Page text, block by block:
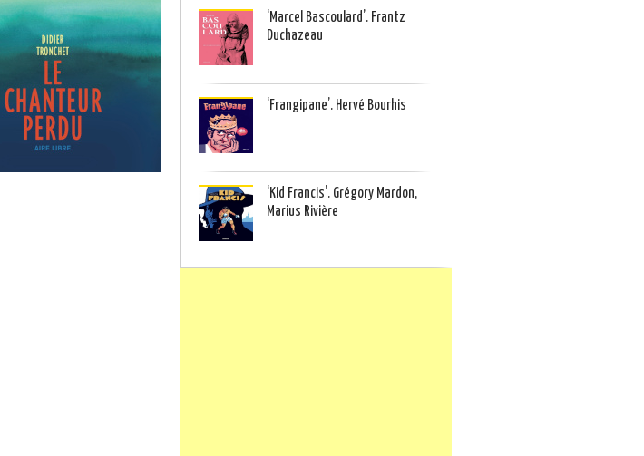
‘Marcel Bascoulard’. Frantz
Duchazeau
‘Frangipane’. Hervé Bourhis
‘Kid Francis’. Grégory Mardon,
Marius Rivière